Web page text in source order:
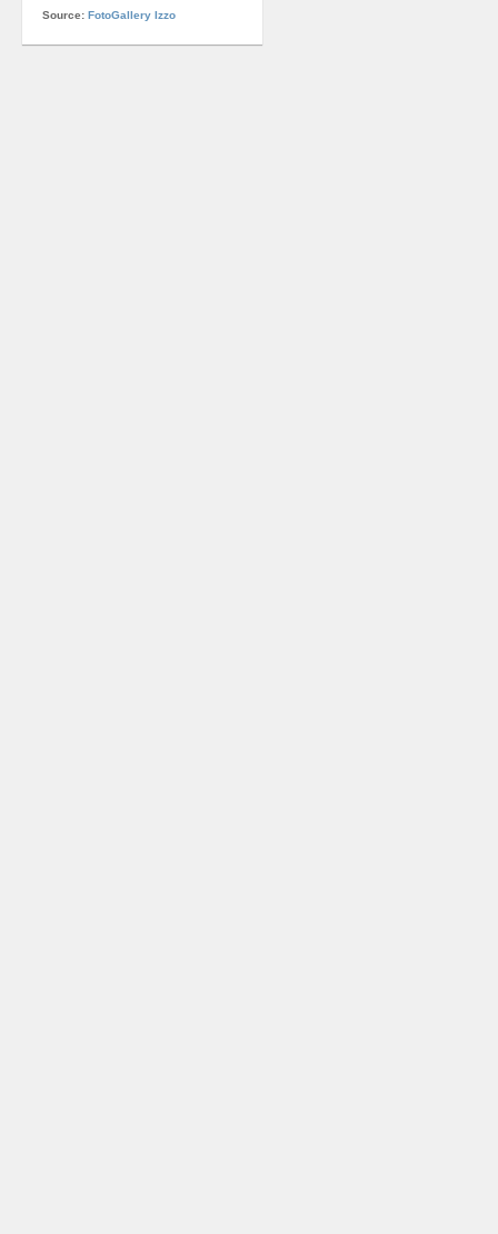
Source: FotoGallery Izzo